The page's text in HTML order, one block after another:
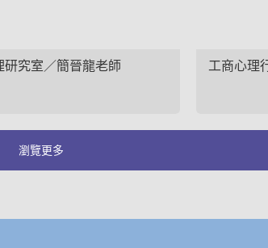
研究室／簡晉龍老師 工商心理
瀏覽更多